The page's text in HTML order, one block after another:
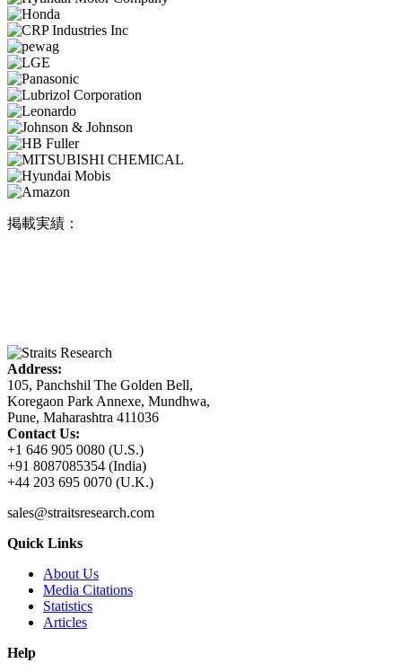
掲載実績：
Address:
105, Panchshil The Golden Bell,
Koregaon Park Annexe, Mundhwa,
Pune, Maharashtra 411036
Contact Us:
+1 646 905 0080 (U.S.)
+91 8087085354 (India)
+44 203 695 0070 (U.K.)
sales@straitsresearch.com
Quick Links
About Us
Media Citations
Statistics
Articles
Help